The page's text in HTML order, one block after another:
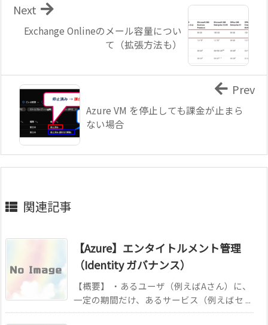
Exchange Onlineのメール容量につい
て（拡張方法も）
Next
Azure VM を停止しても課金が止まら
ない場合
Prev
関連記事
【Azure】エンタイトルメント管理
（Identity ガバナンス）
【概要】 ・あるユーザ（例えばAさん）に、
一定の期間だけ、あるサービス（例えばセ ...